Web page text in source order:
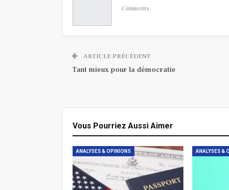
Comments
ARTICLE PRÉCÉDENT
Tant mieux pour la démocratie
Vous Pourriez Aussi Aimer
ANALYSES & OPINIONS ANALYSES &